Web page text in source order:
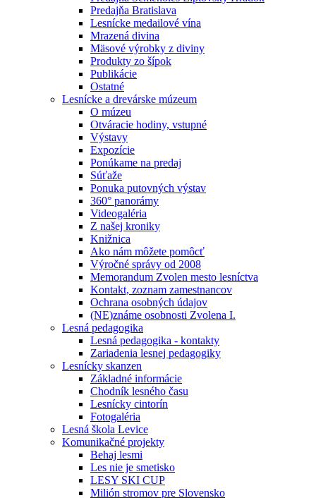
Predajňa Bratislava
Lesnícke medailové vína
Mrazená divina
Mäsové výrobky z diviny
Produkty zo šípok
Publikácie
Ostatné
Lesnícke a drevárske múzeum
O múzeu
Otváracie hodiny, vstupné
Výstavy
Expozície
Ponúkame na predaj
Súťaže
Ponuka putovných výstav
360° panorámy
Videogaléria
Z našej kroniky
Knižnica
Ako nám môžete pomôcť
Výročné správy od 2008
Memorandum Zvolen mesto lesníctva
Kontakt, zoznam zamestnancov
Ochrana osobných údajov
(NE)známe osobnosti Zvolena I.
Lesná pedagogika
Lesná pedagogika - kontakty
Zariadenia lesnej pedagogiky
Lesnícky skanzen
Základné informácie
Chodník lesného času
Lesnícky cintorín
Fotogaléria
Lesná škola Levice
Komunikačné projekty
Behaj lesmi
Les nie je smetisko
LESY SKI CUP
Milión stromov pre Slovensko